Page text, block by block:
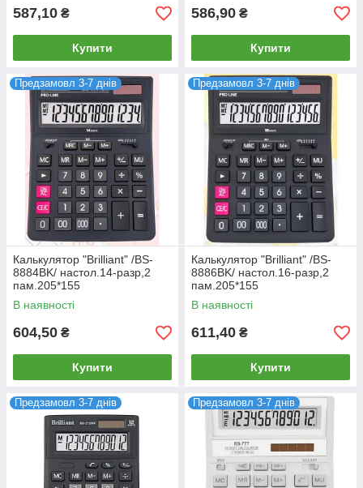
587,10 ₴
Купити
586,90 ₴
Купити
Предзамовл 3-7 днів
Калькулятор "Brilliant" /BS-
8884BK/ настол.14-разр,2
пам.205*155
В наявності
604,50 ₴
Купити
Предзамовл 3-7 днів
Калькулятор "Brilliant" /BS-
8886BK/ настол.16-разр,2
пам.205*155
В наявності
611,40 ₴
Купити
Предзамовл 3-7 днів Предзамовл 3-7 днів